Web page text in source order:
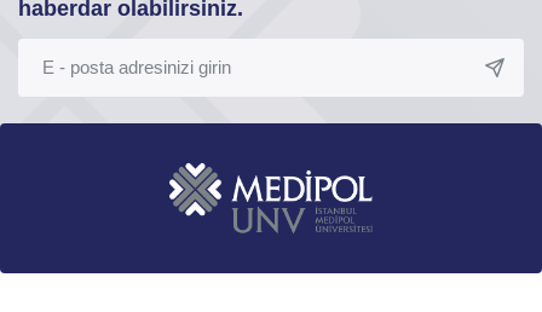
haberdar olabilirsiniz.